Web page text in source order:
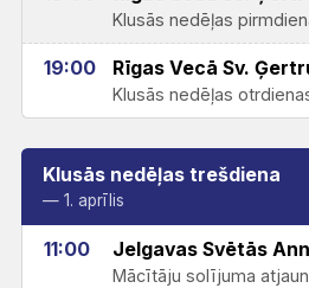
Klusās nedēļas
19:00 Rīgas Vecā Sv.
Klusās nedēļas
Klusās nedēļas trešdiena
— 1. aprīlis
11:00 Jelgavas Svētās
Mācītāju solījuma